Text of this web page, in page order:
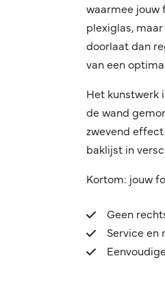
waarmee jouw
plexiglas,
doorlaat dan
van een
Het kunstwerk
de wand
zwevend effect
baklijst in
Kortom: jouw
Geen
Service en